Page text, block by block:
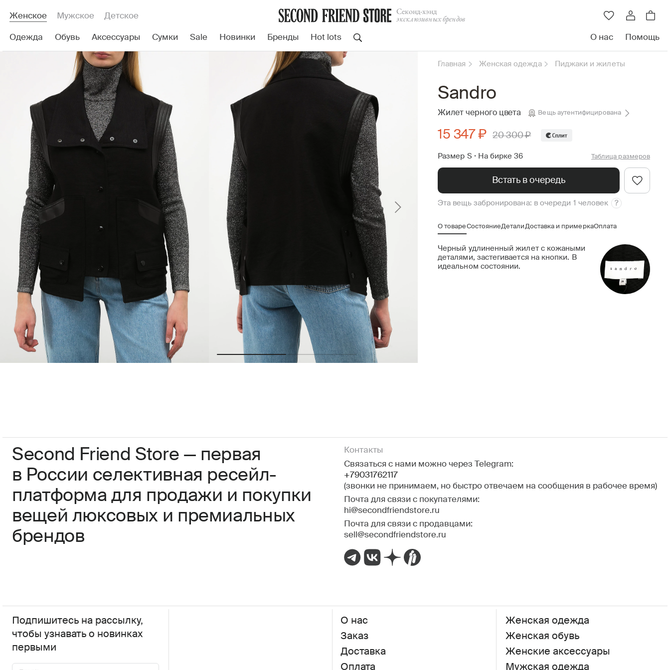
Женское Мужское Детское Cеконд-хэнд
эксклюзивных брендов
Одежда Обувь Аксессуары Сумки Sale Новинки Бренды Hot lots О нас Помощь
Главная Женская одежда Пиджаки и жилеты
Sandro
Жилет черного цвета Вещь аутентифицирована
15 347 ₽ 20 300 ₽
Размер S • На бирке 36 Таблица размеров
Встать в очередь
Эта вещь забронирована: в очереди 1 человек ?
О товареСостояниеДеталиДоставка и примеркаОплата
Черный удлиненный жилет с кожаными
деталями, застегивается на кнопки. В
идеальном состоянии.
Second Friend Store — первая
в России селективная ресейл-
платформа для продажи и покупки
вещей люксовых и премиальных
брендов
Контакты
Связаться с нами можно через Telegram:
+79031762117
(звонки не принимаем, но быстро отвечаем на сообщения в рабочее время)
Почта для связи с покупателями:
hi@secondfriendstore.ru
Почта для связи с продавцами:
sell@secondfriendstore.ru
Подпишитесь на рассылку,
чтобы узнавать о новинках
первыми
О нас
Заказ
Доставка
Оплата
Женская одежда
Женская обувь
Женские аксессуары
Мужская одежда